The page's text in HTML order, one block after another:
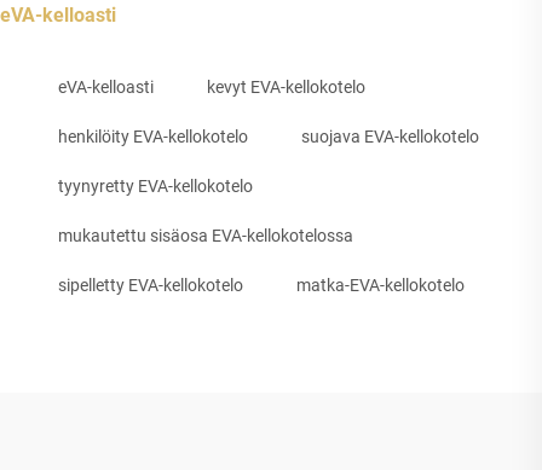
eVA-kelloasti
eVA-kelloasti kevyt EVA-kellokotelo
henkilöity EVA-kellokotelo suojava EVA-kellokotelo
tyynyretty EVA-kellokotelo
mukautettu sisäosa EVA-kellokotelossa
sipelletty EVA-kellokotelo matka-EVA-kellokotelo